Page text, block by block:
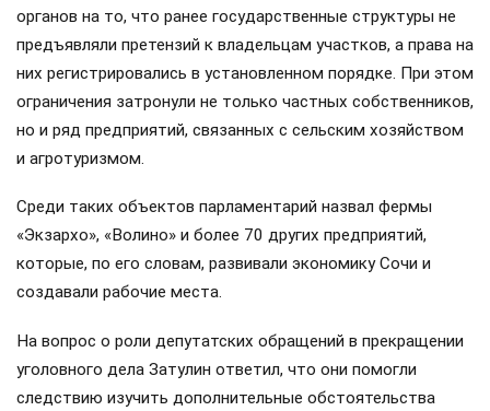
органов на то, что ранее государственные структуры не
предъявляли претензий к владельцам участков, а права на
них регистрировались в установленном порядке. При этом
ограничения затронули не только частных собственников,
но и ряд предприятий, связанных с сельским хозяйством
и агротуризмом.
Среди таких объектов парламентарий назвал фермы
«Экзархо», «Волино» и более 70 других предприятий,
которые, по его словам, развивали экономику Сочи и
создавали рабочие места.
На вопрос о роли депутатских обращений в прекращении
уголовного дела Затулин ответил, что они помогли
следствию изучить дополнительные обстоятельства